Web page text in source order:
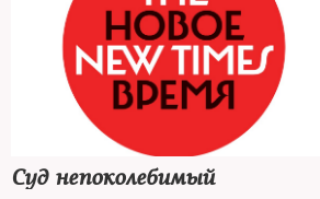
Суд непоколебимый